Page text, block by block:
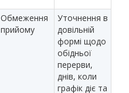
Обмеження
прийому
Уточнення в
довільній
формі щодо
обідньої
перерви,
днів, коли
графік діє та